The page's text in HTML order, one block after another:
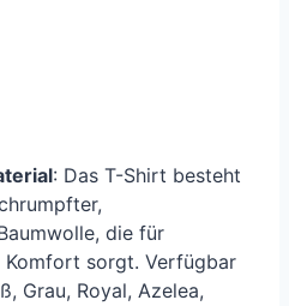
: Das T-Shirt besteht
die für
Komfort sorgt. Verfügbar
Grau, Royal, Azelea,